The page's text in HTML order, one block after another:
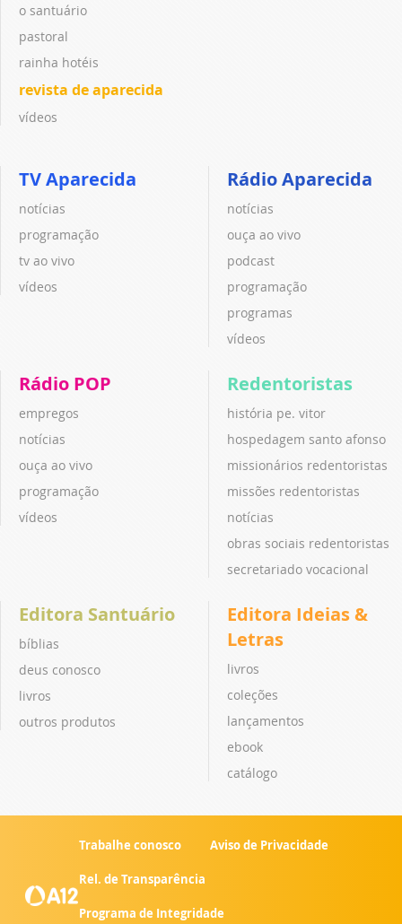
o santuário
pastoral
rainha hotéis
revista de aparecida
vídeos
TV Aparecida
notícias
programação
tv ao vivo
vídeos
Rádio Aparecida
notícias
ouça ao vivo
podcast
programação
programas
vídeos
Rádio POP
empregos
notícias
ouça ao vivo
programação
vídeos
Redentoristas
história pe. vitor
hospedagem santo afonso
missionários redentoristas
missões redentoristas
notícias
obras sociais redentoristas
secretariado vocacional
Editora Santuário
bíblias
deus conosco
livros
outros produtos
Editora Ideias &
Letras
livros
coleções
lançamentos
ebook
catálogo
Trabalhe conosco Aviso de Privacidade
Rel. de Transparência
Programa de Integridade